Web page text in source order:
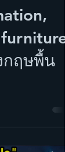
ม S หรือ